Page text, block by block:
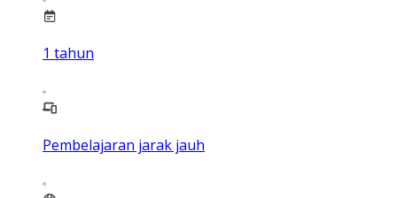
1 tahun
Pembelajaran jarak jauh